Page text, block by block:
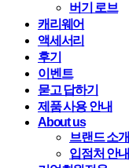
버기 로브
캐리웨어
액세서리
후기
이벤트
묻고 답하기
제품 사용 안내
About us
브랜드 소개
입점처 안내